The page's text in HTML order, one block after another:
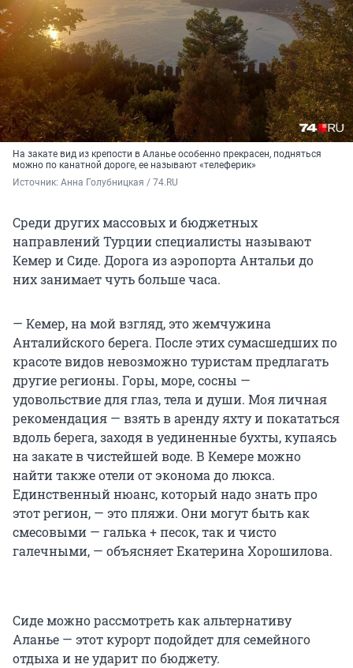
На закате вид из крепости в Аланье особенно прекрасен, подняться
можно по канатной дороге, ее называют «телеферик»
Источник: Анна Голубницкая / 74.RU
Среди других массовых и бюджетных
направлений Турции специалисты называют
Кемер и Сиде. Дорога из аэропорта Антальи до
них занимает чуть больше часа.
— Кемер, на мой взгляд, это жемчужина
Анталийского берега. После этих сумасшедших по
красоте видов невозможно туристам предлагать
другие регионы. Горы, море, сосны —
удовольствие для глаз, тела и души. Моя личная
рекомендация — взять в аренду яхту и покататься
вдоль берега, заходя в уединенные бухты, купаясь
на закате в чистейшей воде. В Кемере можно
найти также отели от эконома до люкса.
Единственный нюанс, который надо знать про
этот регион, — это пляжи. Они могут быть как
смесовыми — галька + песок, так и чисто
галечными, — объясняет Екатерина Хорошилова.
Сиде можно рассмотреть как альтернативу
Аланье — этот курорт подойдет для семейного
отдыха и не ударит по бюджету.